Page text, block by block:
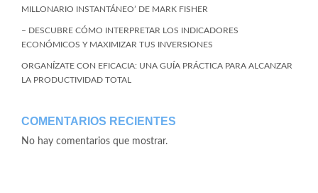
MILLONARIO INSTANTÁNEO’ DE MARK FISHER
– DESCUBRE CÓMO INTERPRETAR LOS INDICADORES
ECONÓMICOS Y MAXIMIZAR TUS INVERSIONES
ORGANÍZATE CON EFICACIA: UNA GUÍA PRÁCTICA PARA ALCANZAR
LA PRODUCTIVIDAD TOTAL
COMENTARIOS RECIENTES
No hay comentarios que mostrar.